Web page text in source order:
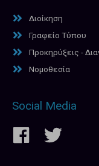
Διοίκηση
Γραφείο Τύπου
Προκηρύξεις -
Νομοθεσία
Social Media